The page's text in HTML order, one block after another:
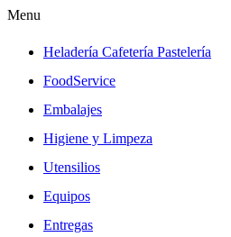
Menu
Heladería Cafetería Pastelería
FoodService
Embalajes
Higiene y Limpeza
Utensilios
Equipos
Entregas